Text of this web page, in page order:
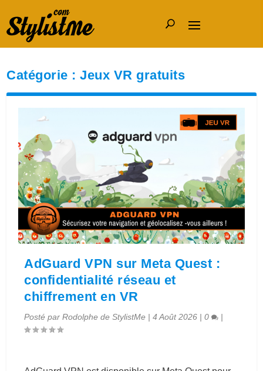
Catégorie :Jeux VR gratuits
AdGuard VPN sur Meta Quest :
confidentialité réseau et
chiffrement en VR
Posté parRodolphe de StylistMe |4 Août 2026 |0 |